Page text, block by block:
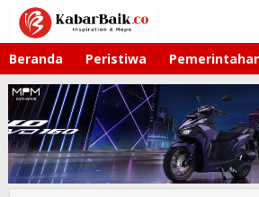
Lewati
konten
Beranda Peristiwa